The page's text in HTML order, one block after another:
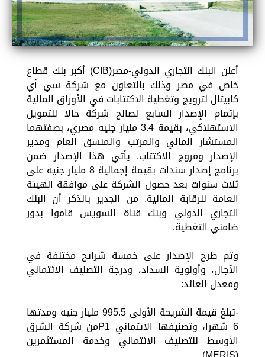
أعلن البنك التجاري الدولي-مصر(CIB) أكبر بنك قطاع
خاص في مصر وذلك بالتعاون مع شركة سي أي
كابيتال لترويج وتغطية الاكتتابات في الأوراق المالية
بإتمام الإصدار السابع لصالح شركة حالا للتمويل
الاستهلاكي، بقيمة 3.4 مليار جنيه مصري، بصفتهما
المستشار المالي والمرتب والمنسق العام ومدير
الإصدار ومروج الاكتتاب. يأتي هذا الإصدار ضمن
برنامج إصدار سندات بقيمة إجمالية 8 مليار جنيه على
ثلاث سنوات بعد حصول الشركة على موافقة الهيئة
العامة للرقابة المالية. من الجدير بالذكر أن البنك
التجاري الدولي وبنك قناة السويس قاموا بدور
ضامني التغطية.
وتم طرح الإصدار على خمسة شرائح مختلفة في
الآجال، وأولوية السداد، ودرجة التصنيف الائتماني
ومعدل العائد:
-تبلغ قيمة الشريحة الأولى 995.5 مليار جنيه ومدتها
6 شهرا، وتصنيفها الائتماني P1من شركة الشرق
الأوسط للتصنيف الائتماني وخدمة المستثمرين